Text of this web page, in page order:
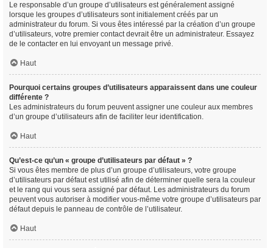
Le responsable d’un groupe d’utilisateurs est généralement assigné
lorsque les groupes d’utilisateurs sont initialement créés par un
administrateur du forum. Si vous êtes intéressé par la création d’un groupe
d’utilisateurs, votre premier contact devrait être un administrateur. Essayez
de le contacter en lui envoyant un message privé.
Haut
Pourquoi certains groupes d’utilisateurs apparaissent dans une couleur
différente ?
Les administrateurs du forum peuvent assigner une couleur aux membres
d’un groupe d’utilisateurs afin de faciliter leur identification.
Haut
Qu’est-ce qu’un « groupe d’utilisateurs par défaut » ?
Si vous êtes membre de plus d’un groupe d’utilisateurs, votre groupe
d’utilisateurs par défaut est utilisé afin de déterminer quelle sera la couleur
et le rang qui vous sera assigné par défaut. Les administrateurs du forum
peuvent vous autoriser à modifier vous-même votre groupe d’utilisateurs par
défaut depuis le panneau de contrôle de l’utilisateur.
Haut